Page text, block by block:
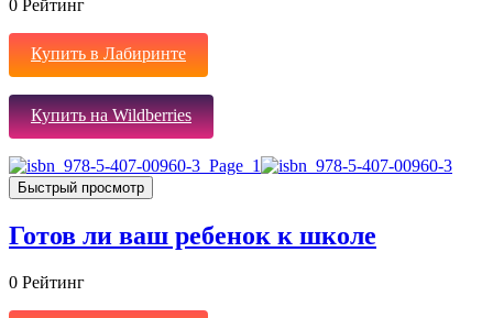
0 Рейтинг
Купить в Лабиринте
Купить на Wildberries
Быстрый просмотр
Готов ли ваш ребенок к школе
0 Рейтинг